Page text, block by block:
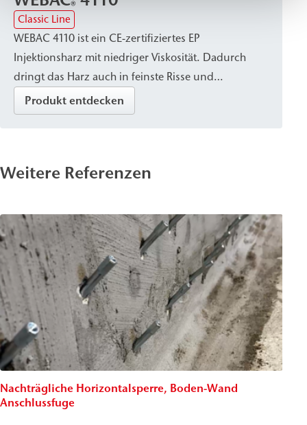
®
Classic Line
WEBAC 4110 ist ein CE-zertifiziertes EP
Injektionsharz mit niedriger Viskosität. Dadurch
dringt das Harz auch in feinste Risse und
Rissverästelungen ein und ermöglicht eine
dauerhafte Verbindung von Beton- und
mit hoher Haftzug- und Eigenfestigkeit sowie
Schließen, Abdichten und kraftschlüssigen
Verbinden von trockenen Rissen in Betonbauteilen
sowie zum Verpressen von Arbeitsfugen eingesetzt.
Produkt entdecken
Weitere Referenzen
Nachträgliche Horizontalsperre, Boden-Wand
Anschlussfuge